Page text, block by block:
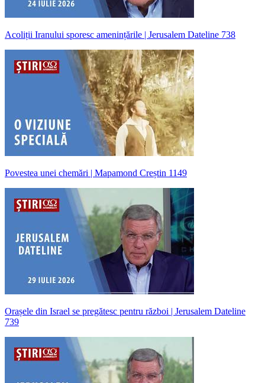
Acoliții Iranului sporesc amenințările | Jerusalem Dateline 738
Povestea unei chemări | Mapamond Creștin 1149
Orașele din Israel se pregătesc pentru război | Jerusalem Dateline
739